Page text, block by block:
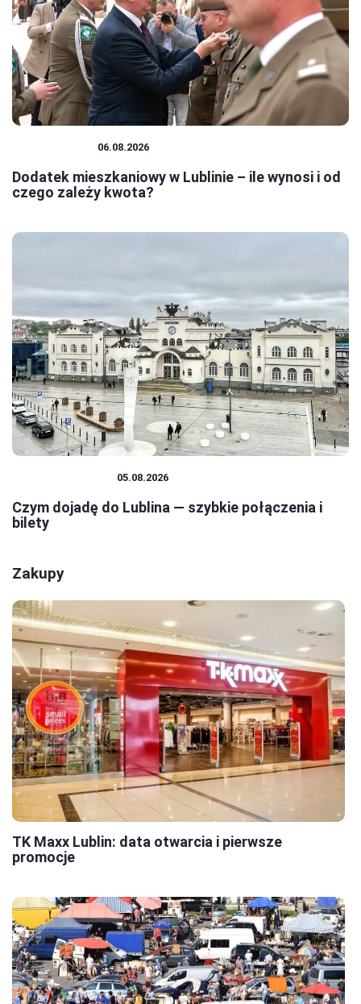
06.08.2026
Dodatek mieszkaniowy w Lublinie – ile wynosi i od
czego zależy kwota?
05.08.2026
Czym dojadę do Lublina — szybkie połączenia i
bilety
Zakupy
TK Maxx Lublin: data otwarcia i pierwsze
promocje